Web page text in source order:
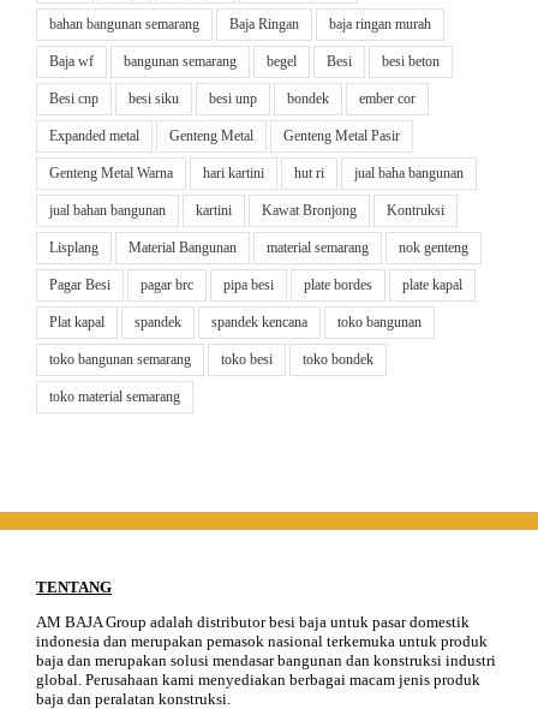
bahan bangunan semarang Baja Ringan baja ringan murah
Baja wf bangunan semarang begel Besi besi beton
Besi cnp besi siku besi unp bondek ember cor
Expanded metal Genteng Metal Genteng Metal Pasir
Genteng Metal Warna hari kartini hut ri jual baha bangunan
jual bahan bangunan kartini Kawat Bronjong Kontruksi
Lisplang Material Bangunan material semarang nok genteng
Pagar Besi pagar brc pipa besi plate bordes plate kapal
Plat kapal spandek spandek kencana toko bangunan
toko bangunan semarang toko besi toko bondek
toko material semarang
TENTANG
AM BAJA Group adalah distributor besi baja untuk pasar domestik
indonesia dan merupakan pemasok nasional terkemuka untuk produk
baja dan merupakan solusi mendasar bangunan dan konstruksi industri
global. Perusahaan kami menyediakan berbagai macam jenis produk
baja dan peralatan konstruksi.